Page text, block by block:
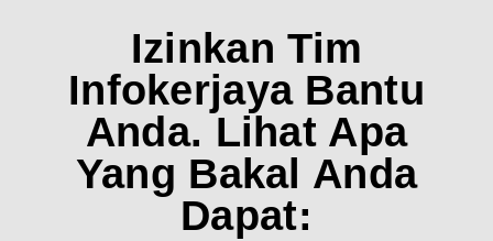
Izinkan Tim
Infokerjaya Bantu
Anda. Lihat Apa
Yang Bakal Anda
Dapat: